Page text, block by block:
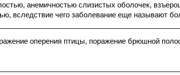
анемичностью слизистых оболочек,
вследствие чего заболевание еще называют
оперения птицы, поражение брюшной